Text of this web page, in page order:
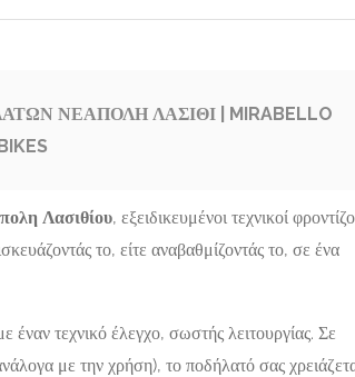
ΝΕΑΠΟΛΗ ΛΑΣΙΘΙ | MIRABELLO
Λασιθίου, εξειδικευμένοι τεχνικοί
το, είτε αναβαθμίζοντάς το, σε ένα
τεχνικό έλεγχο, σωστής λειτουργίας. Σε
με την χρήση), το ποδήλατό σας
Σιδηροκατασκευές-
Αλουμινοκατασκευές,
Τεχνικοί-Υπηρεσίες-
Featured
ΠΑΞΟΙ |
Γάιος 490 82